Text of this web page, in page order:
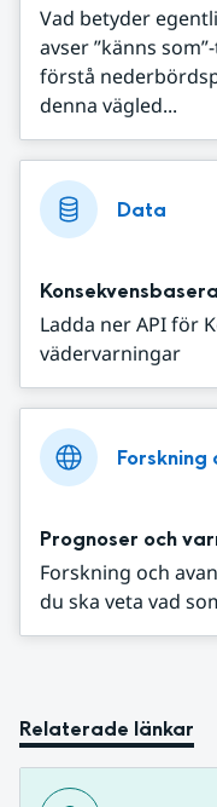
Vad betyder
avser ”känns
förstå
denna vägled...
Data
Ladda ner API för
vädervarningar
Forskning
Prognoser och
Forskning och
du ska veta vad
Relaterade länkar